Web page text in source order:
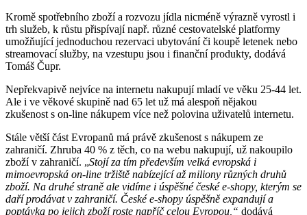
Kromě spotřebního zboží a rozvozu jídla nicméně výrazně vyrostl i
trh služeb, k růstu přispívají např. různé cestovatelské platformy
umožňující jednoduchou rezervaci ubytování či koupě letenek nebo
streamovací služby, na vzestupu jsou i finanční produkty, dodává
Tomáš Čupr.
Nepřekvapivě nejvíce na internetu nakupují mladí ve věku 25-44 let.
Ale i ve věkové skupině nad 65 let už má alespoň nějakou
zkušenost s on-line nákupem více než polovina uživatelů internetu.
Stále větší část Evropanů má právě zkušenost s nákupem ze
zahraničí. Zhruba 40 % z těch, co na webu nakupují, už nakoupilo
zboží v zahraničí. „Stojí za tím především velká evropská i
mimoevropská on-line tržiště nabízející až miliony různých druhů
zboží. Na druhé straně ale vidíme i úspěšné české e-shopy, kterým se
daří prodávat v zahraničí. České e-shopy úspěšně expandují a
poptávka po jejjch zboží roste napříč celou Evropou,“ dodává